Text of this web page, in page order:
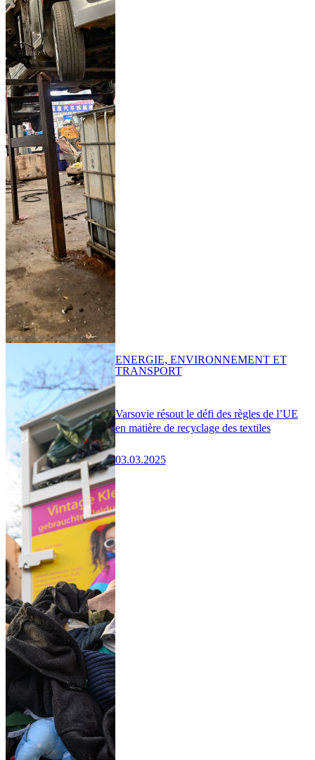
Varsovie résout le défi des règles de l’UE
en matière de recyclage des textiles
03.03.2025
ENERGIE, ENVIRONNEMENT ET
TRANSPORT